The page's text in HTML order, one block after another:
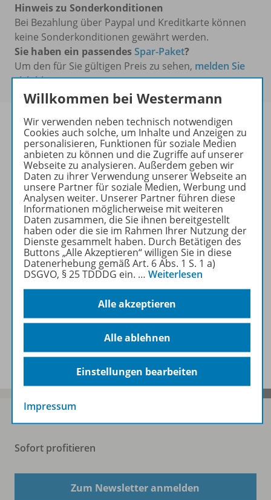
Hinweis zu Sonderkonditionen
Bei Bezahlung über Paypal und Kreditkarte können
keine Sonderkonditionen gewährt werden.
Sie haben ein passendesSpar-Paket?
Um den für Sie gültigen Preis zu sehen, melden Sie
sich bitte an.
Informationen
Beschreibung
Weitere Inhalte der Ausgabe
Ergänzende Materialien
Sofort profitieren
Zum Newsletter anmelden
Willkommen bei Westermann
Wir verwenden neben technisch notwendigen
Cookies auch solche, um Inhalte und Anzeigen zu
personalisieren, Funktionen für soziale Medien
anbieten zu können und die Zugriffe auf unserer
Webseite zu analysieren. Außerdem geben wir
Daten zu ihrer Verwendung unserer Webseite an
unsere Partner für soziale Medien, Werbung und
Analysen weiter. Unserer Partner führen diese
Informationen möglicherweise mit weiteren
Daten zusammen, die Sie ihnen bereitgestellt
haben oder die sie im Rahmen Ihrer Nutzung der
Dienste gesammelt haben. Durch Betätigen des
Buttons „Alle Akzeptieren“ willigen Sie in diese
Datenerhebung gemäß Art. 6 Abs. 1 S. 1 a)
DSGVO, § 25 TDDDG ein. … Weiterlesen
Alle akzeptieren
Alle ablehnen
Einstellungen bearbeiten
Impressum